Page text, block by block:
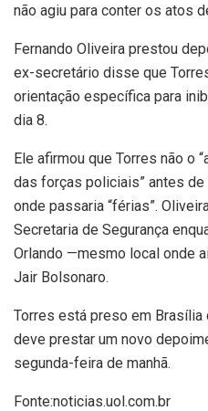
não agiu para conter os atos
Fernando Oliveira prestou
ex-secretário disse que
orientação específica para
dia 8.
Ele afirmou que Torres não o
das forças policiais” antes
onde passaria “férias”.
Secretaria de Segurança
Orlando —mesmo local onde
Jair Bolsonaro.
Torres está preso em
deve prestar um novo
segunda-feira de manhã.
Fonte:noticias.uol.com.br